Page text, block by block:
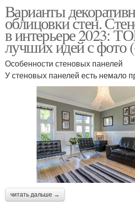
Варианты
облицовки стен.
в интерьере 2023:
лучших идей с фото
Особенности стеновых панелей
У стеновых панелей есть немало
читать дальше →